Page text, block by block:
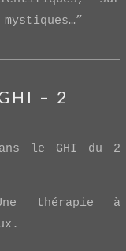
– 2
le GHI du 2
thérapie à